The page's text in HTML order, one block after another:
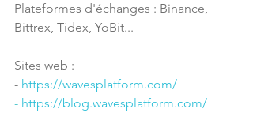
Plateformes d'échanges : Binance,
Bittrex, Tidex, YoBit...
Sites web :
- https://wavesplatform.com/
- https://blog.wavesplatform.com/